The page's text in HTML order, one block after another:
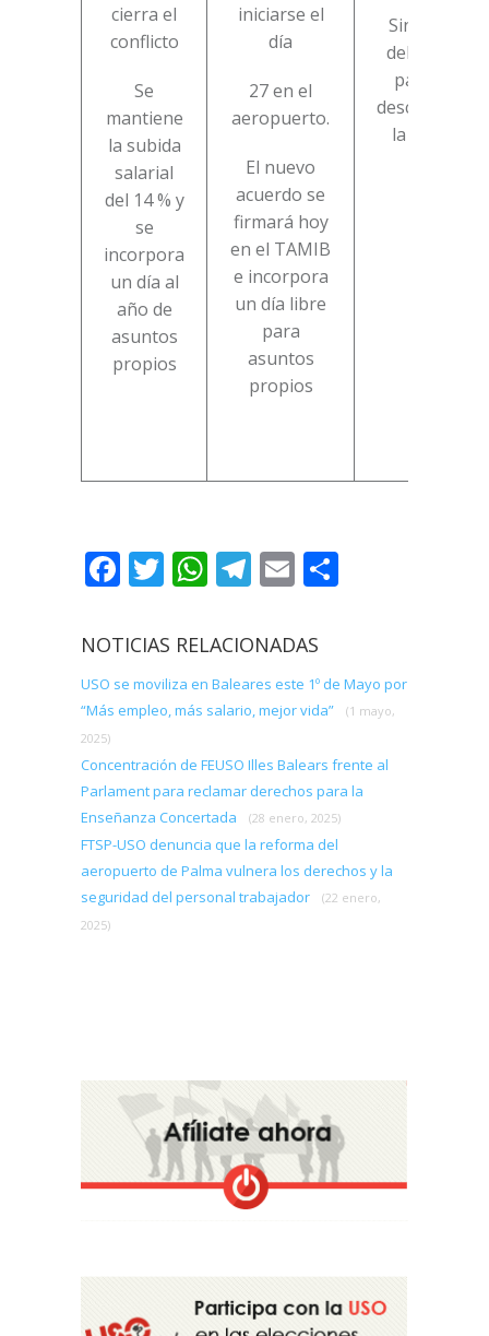
cierra el
conflicto
Se
mantiene
la subida
salarial
del 14 % y
se
incorpora
un día al
año de
asuntos
propios
iniciarse el
día
27 en el
aeropuerto.
El nuevo
acuerdo se
firmará hoy
en el TAMIB
e incorpora
un día libre
para
asuntos
propios
Sindicatos
del metal y
patronal
desconvocan
la huelga
Facebook
Twitter
WhatsApp
Telegram
Email
NOTICIAS RELACIONADAS
USO se moviliza en Baleares este 1º de Mayo por
“Más empleo, más salario, mejor vida”
(1 mayo,
2025)
Concentración de FEUSO Illes Balears frente al
Parlament para reclamar derechos para la
Enseñanza Concertada
(28 enero, 2025)
FTSP-USO denuncia que la reforma del
aeropuerto de Palma vulnera los derechos y la
seguridad del personal trabajador
(22 enero,
2025)